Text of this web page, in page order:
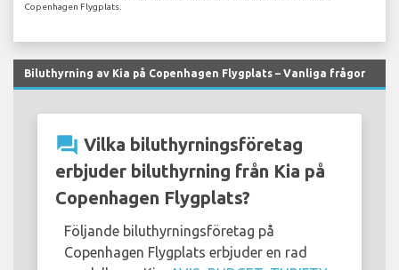
Copenhagen Flygplats.
Biluthyrning av Kia på Copenhagen Flygplats – Vanliga frågor
question_answer Vilka biluthyrningsföretag
erbjuder biluthyrning från Kia på
Copenhagen Flygplats?
Följande biluthyrningsföretag på
Copenhagen Flygplats erbjuder en rad